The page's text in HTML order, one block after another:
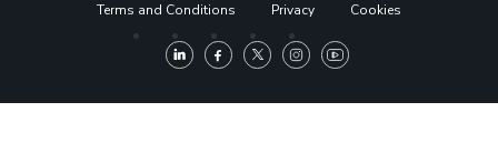
Terms and Conditions Privacy Cookies